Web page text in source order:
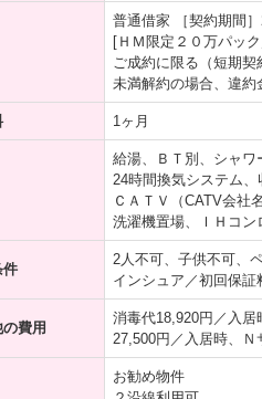
普通借家 ［契約期間
[ＨＭ限定２０万パッ
ご成約に限る（短期
未満解約の場合、違約
1ヶ月
給湯、ＢＴ別、シャ
24時間換気システム
ＣＡＴＶ（CATV会社
洗濯機置場、ＩＨコン
件
2人不可、子供不可、
インシュア／初回保
の費用
消毒代18,920円／入
27,500円／入居時、Ｎ
お勧め物件